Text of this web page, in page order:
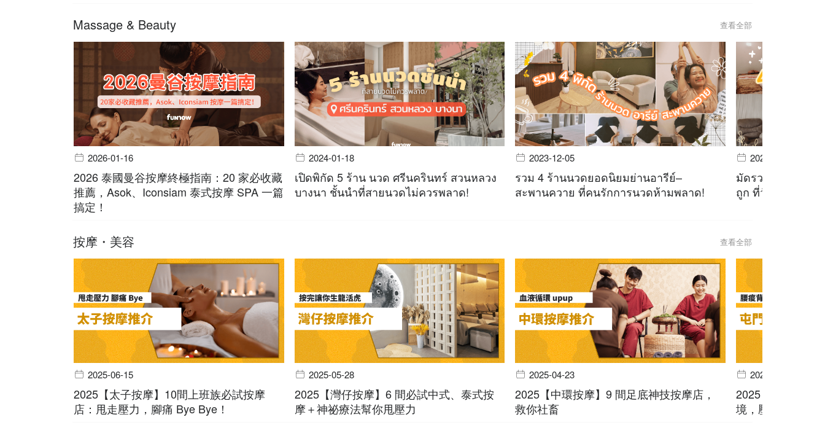
Massage & Beauty 查看全部
2026-01-16
2026 泰國曼谷按摩終極指南：20 家必收藏
推薦，Asok、Iconsiam 泰式按摩 SPA 一篇
搞定！
2024-01-18
เปิดพิกัด 5 ร้าน นวด ศรีนครินทร์ สวนหลวง
บางนา ชั้นนำที่สายนวดไม่ควรพลาด!
2023-12-05
รวม 4 ร้านนวดยอดนิยมย่านอารีย์–
สะพานควาย ที่คนรักการนวดห้ามพลาด!
2023-11-28
มัดรวม 4 ร้านนว
ถูก ที่วัยรุ่นตัวตึงไ
按摩・美容 查看全部
2025-06-15
2025【太子按摩】10間上班族必試按摩
店：甩走壓力，腳痛 Bye Bye！
2025-05-28
2025【灣仔按摩】6 間必試中式、泰式按
摩＋神祕療法幫你甩壓力
2025-04-23
2025【中環按摩】9 間足底神技按摩店，
救你社畜
2025-04-02
2025【屯門按摩
境，壓力 bye